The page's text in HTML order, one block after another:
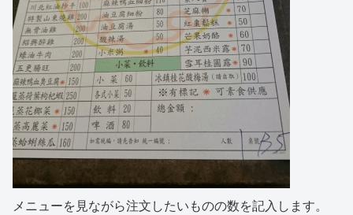
メニューを見ながら注文したいものの数を記入します。